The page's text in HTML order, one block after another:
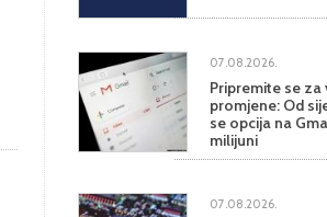
07.08.2026.
Pripremite se za
promjene: Od
se opcija na
milijuni
07.08.2026.